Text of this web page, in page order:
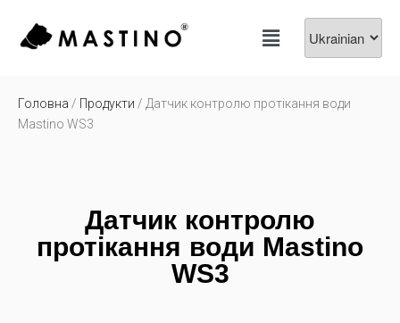
Головна / Продукти / Датчик контролю протікання води
Mastino WS3
Датчик контролю
протікання води Mastino
WS3